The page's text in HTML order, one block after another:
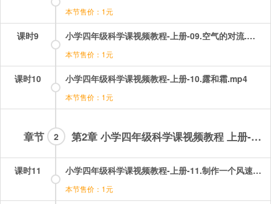
本节售价：1元
课时9 小学四年级科学课视频教程-上册-09.空气的对流.mp4
本节售价：1元
课时10 小学四年级科学课视频教程-上册-10.露和霜.mp4
本节售价：1元
章节 第2章 小学四年级科学课视频教程 上册-会员章节
2
课时11 小学四年级科学课视频教程-上册-11.制作一个风速仪.mp4
本节售价：1元